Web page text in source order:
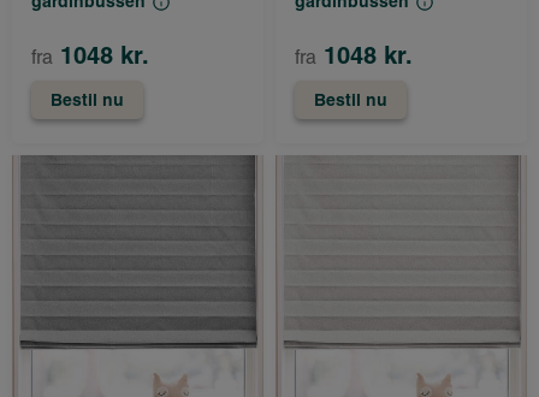
fra 1048 kr.
Bestil nu
fra 1048 kr.
Bestil nu